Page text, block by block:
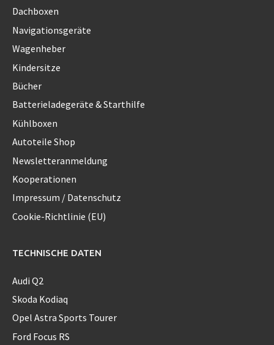
Dachboxen
Navigationsgeräte
Wagenheber
Kindersitze
Bücher
Batterieladegeräte & Starthilfe
Kühlboxen
Autoteile Shop
Newsletteranmeldung
Kooperationen
Impressum / Datenschutz
Cookie-Richtlinie (EU)
TECHNISCHE DATEN
Audi Q2
Skoda Kodiaq
Opel Astra Sports Tourer
Ford Focus RS